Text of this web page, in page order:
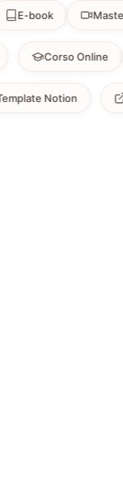
Masterclass
Corso
Notion Link